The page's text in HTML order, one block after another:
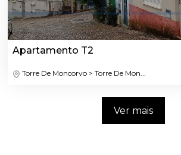
Apartamento T2
Torre De Moncorvo > Torre De Mon...
Ver mais